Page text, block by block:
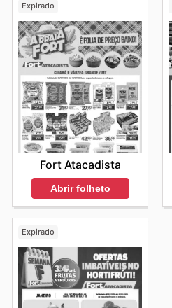
Expirado
Fort Atacadista
Abrir folheto
Expirado